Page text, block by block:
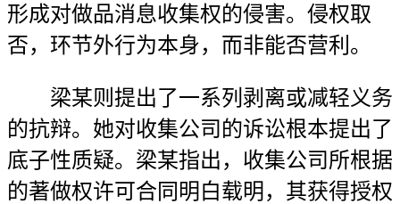
形成对做品消息收集权的侵害。侵权取
否，环节外行为本身，而非能否营利。
梁某则提出了一系列剥离或减轻义务
的抗辩。她对收集公司的诉讼根本提出了
底子性质疑。梁某指出，收集公司所根据
的著做权许可合同明白载明，其获得授权